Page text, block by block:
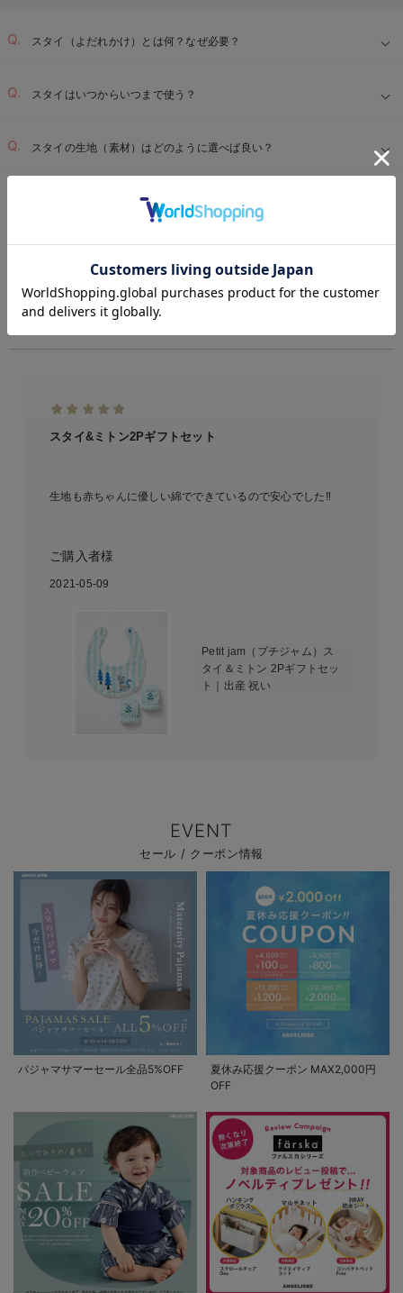
スタイ（よだれかけ）とは何？なぜ必要？
スタイはいつからいつまで使う？
スタイの生地（素材）はどのように選べば良い？
お気に入り商品を確認する
ベビー全商品
の高評価レビュー
スタイ&ミトン2Pギフトセット
生地も赤ちゃんに優しい綿でできているので安心でした‼︎
ご購入者様
2021-05-09
Petit jam（プチジャム）ス
タイ＆ミトン 2Pギフトセッ
ト｜出産 祝い
EVENT
セール / クーポン情報
パジャマサマーセール全品5%OFF
夏休み応援クーポン MAX2,000円
OFF